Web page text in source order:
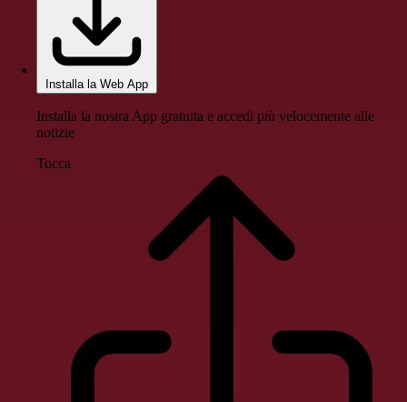
Installa la Web App
Installa la nostra App gratuita e accedi più velocemente alle
notizie
Tocca